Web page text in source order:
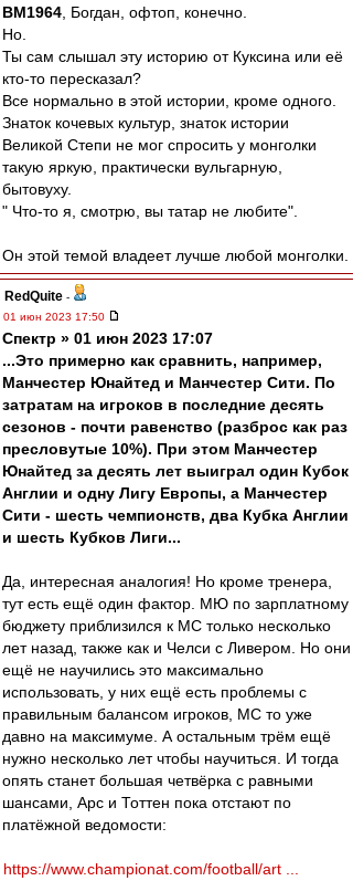
BM1964 , Богдан, офтоп, конечно.
Но.
Ты сам слышал эту историю от Куксина или её
кто-то пересказал?
Все нормально в этой истории, кроме одного.
Знаток кочевых культур, знаток истории
Великой Степи не мог спросить у монголки
такую яркую, практически вульгарную,
бытовуху.
" Что-то я, смотрю, вы татар не любите".
Он этой темой владеет лучше любой монголки.
RedQuite -
01 июн 2023 17:50
Спектр » 01 июн 2023 17:07
...Это примерно как сравнить, например,
Манчестер Юнайтед и Манчестер Сити. По
затратам на игроков в последние десять
сезонов - почти равенство (разброс как раз
пресловутые 10%). При этом Манчестер
Юнайтед за десять лет выиграл один Кубок
Англии и одну Лигу Европы, а Манчестер
Сити - шесть чемпионств, два Кубка Англии
и шесть Кубков Лиги...
Да, интересная аналогия! Но кроме тренера,
тут есть ещё один фактор. МЮ по зарплатному
бюджету приблизился к МС только несколько
лет назад, также как и Челси с Ливером. Но они
ещё не научились это максимально
использовать, у них ещё есть проблемы с
правильным балансом игроков, МС то уже
давно на максимуме. А остальным трём ещё
нужно несколько лет чтобы научиться. И тогда
опять станет большая четвёрка с равными
шансами, Арс и Тоттен пока отстают по
платёжной ведомости:
https://www.championat.com/football/art ...